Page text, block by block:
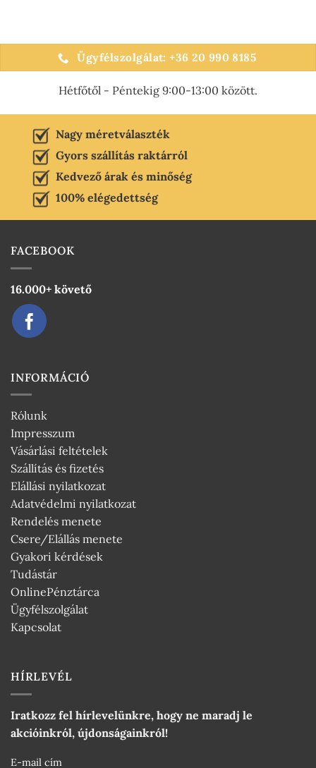
Ügyfélszolgálat: +36 20 990 8185
Hétfőtől - Péntekig 9:00-13:00 között.
Nagy méretválaszték
Gyors szállítás raktárról
Kedvező árak és minőség
100% elégedettség
FACEBOOK
16.000+ követő
INFORMÁCIÓ
Rólunk
Impresszum
Vásárlási feltételek
Szállítás és fizetés
Elállási nyilatkozat
Adatvédelmi nyilatkozat
Rendelés menete
Csere/Elállás menete
Gyakori kérdések
Tudástár
OnlinePénztárca
Ügyfélszolgálat
Kapcsolat
HÍRLEVÉL
Iratkozz fel hírlevelünkre, hogy ne maradj le
akcióinkról, újdonságainkról!
E-mail cím